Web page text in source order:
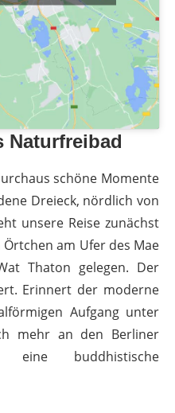
Naturfreibad
schöne Momente
Dreieck, nördlich von
unsere Reise zunächst
am Ufer des Mae
Thaton gelegen. Der
Erinnert der moderne
Aufgang unter
mehr an den Berliner
buddhistische